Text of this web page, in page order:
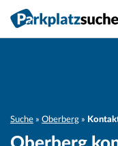
Suche Oberberg